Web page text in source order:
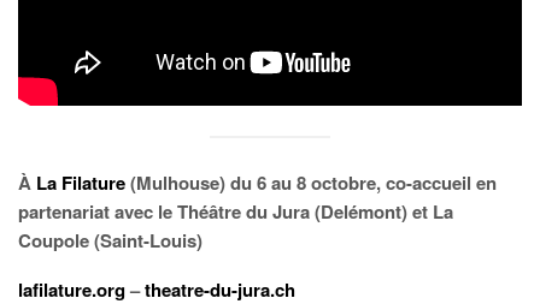
À La Filature(Mulhouse) du 6 au 8 octobre, co-accueil en
partenariat avec le Théâtre du Jura (Delémont) et La
Coupole (Saint-Louis)
lafilature.org–theatre-du-jura.ch